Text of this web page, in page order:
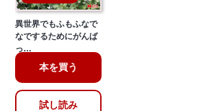
異世界でもふもふなで
なでするためにがんば
っ…
本を買う
試し読み